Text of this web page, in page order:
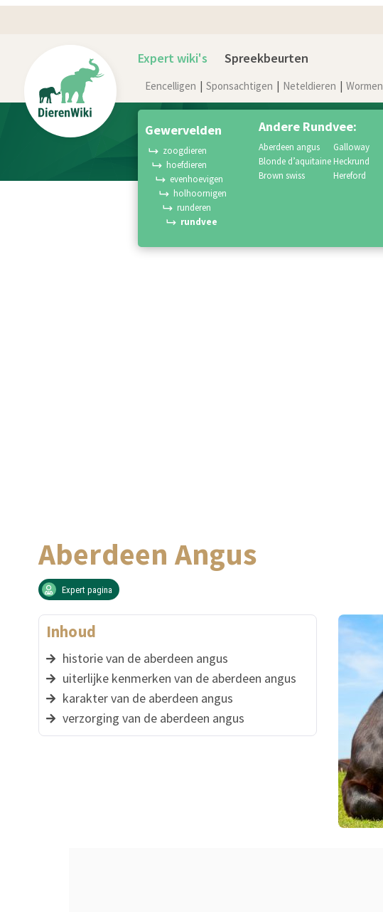
Expert wiki's Spreekbeurten
Eencelligen Sponsachtigen Neteldieren Wormen
gewervelden
zoogdieren
hoefdieren
evenhoevigen
holhoornigen
runderen
rundvee
Andere Rundvee:
aberdeen angus
blonde d’aquitaine
brown swiss
galloway
heckrund
hereford
Aberdeen Angus
Expert pagina
Inhoud
historie van de aberdeen angus
uiterlijke kenmerken van de aberdeen angus
karakter van de aberdeen angus
verzorging van de aberdeen angus